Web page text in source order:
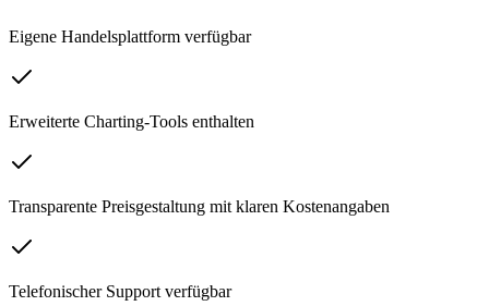
Eigene Handelsplattform verfügbar
Erweiterte Charting-Tools enthalten
Transparente Preisgestaltung mit klaren Kostenangaben
Telefonischer Support verfügbar